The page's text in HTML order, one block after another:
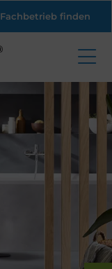
Fachbetrieb finden